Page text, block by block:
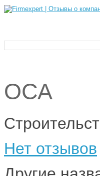
ОСА
Нет отзывов